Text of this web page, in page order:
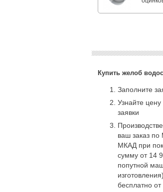
Купить желоб
Заполните
Узнайте
заявки
ваш заказ по
МКАД при
сумму от 14
попутной
бесплатно